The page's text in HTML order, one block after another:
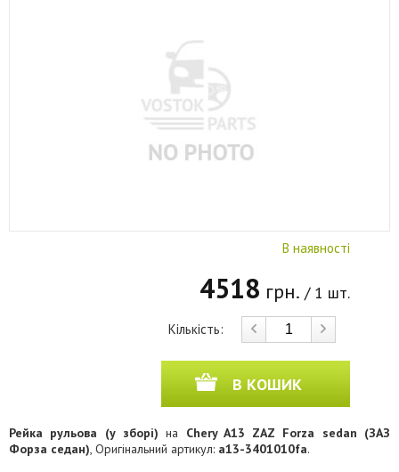
В наявності
4518 грн. / 1 шт.
Кількість:
В КОШИК
Рейка рульова (у зборі) на Chery A13 ZAZ Forza sedan (ЗАЗ
Форза седан), Оригінальний артикул: a13-3401010fa.